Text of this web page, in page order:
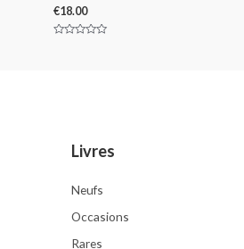
€18.00
Livres
Neufs
Occasions
Rares